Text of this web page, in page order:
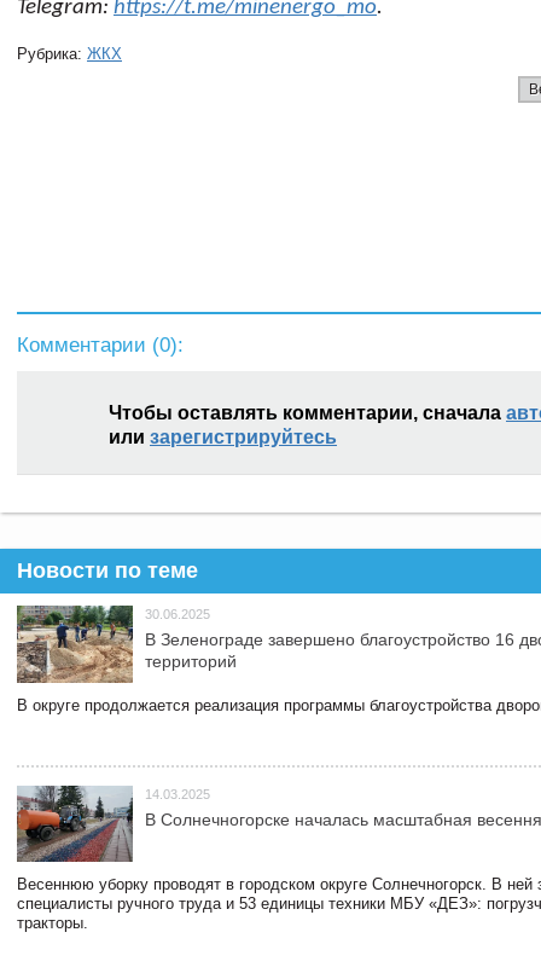
Telegram: https://t.me/minenergo_mo.
Рубрика: ЖКХ
Комментарии (0):
Чтобы оставлять комментарии, сначала
или зарегистрируйтесь
Новости по теме
30.06.2025
В Зеленограде завершено благоустройство 16
территорий
В округе продолжается реализация программы благоустройства
14.03.2025
В Солнечногорске началась масштабная
Весеннюю уборку проводят в городском округе Солнечногорск. В ней
специалисты ручного труда и 53 единицы техники МБУ «ДЕЗ»:
тракторы.